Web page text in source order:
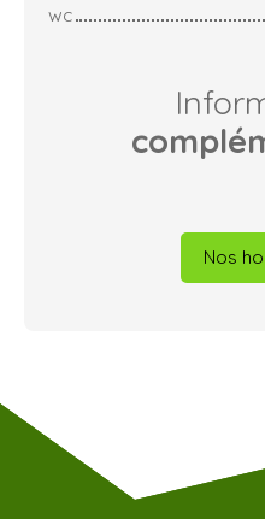
wc
Nos